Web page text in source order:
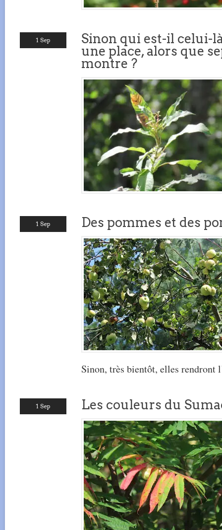
1 Sep
Sinon qui est-il celui-
une place, alors que
montre ?
1 Sep Des pommes et des
Sinon, très bientôt, elles rendront
1 Sep Les couleurs du